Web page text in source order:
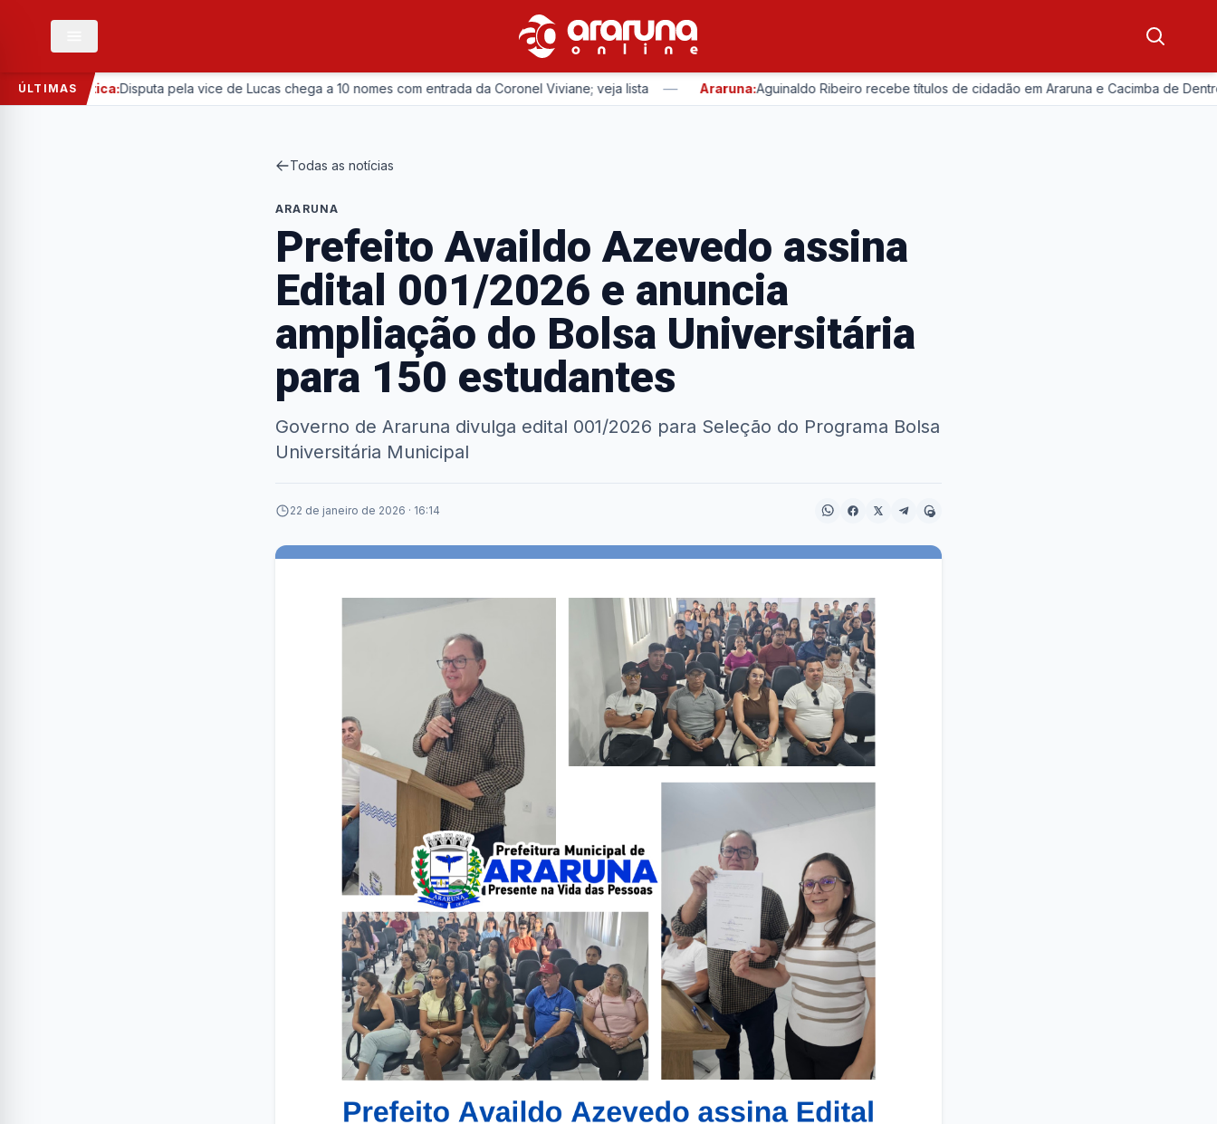
ÚLTIMAS
Política: Disputa pela vice de Lucas chega a 10 nomes com entrada da Coronel Viviane; veja lista — Araruna:Aguinaldo Ribeiro recebe títulos de cidadão em Araruna e Cacimba de Dentro
Todas as notícias
ARARUNA
Prefeito Availdo Azevedo assina
Edital 001/2026 e anuncia
ampliação do Bolsa Universitária
para 150 estudantes
Governo de Araruna divulga edital 001/2026 para Seleção do Programa Bolsa
Universitária Municipal
22 de janeiro de 2026 · 16:14